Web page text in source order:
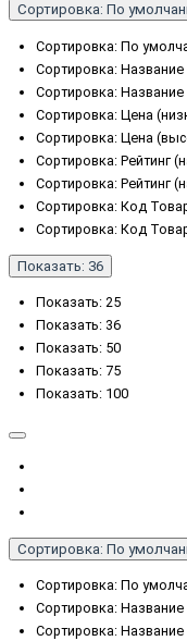
Сортировка: По
Сортировка: По
Сортировка: Название
Сортировка: Название
Сортировка: Цена
Сортировка: Цена
Сортировка: Рейтинг
Сортировка: Рейтинг
Сортировка: Код
Сортировка: Код
Показать: 36
Показать: 25
Показать: 36
Показать: 50
Показать: 75
Показать: 100
Сортировка: По
Сортировка: По
Сортировка: Название
Сортировка: Название